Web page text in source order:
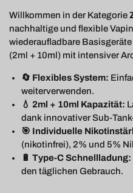
Willkommen in der Kategorie
nachhaltige und flexible
wiederaufladbare
(2ml + 10ml) mit intensiver
🔄 Flexibles System:
weiterverwenden.
💧 2ml + 10ml Kapazität:
dank innovativer Sub-
🎯 Individuelle
(nikotinfrei), 2% und 5%
🔋 Type-C Schnellladung:
den täglichen Gebrauch.